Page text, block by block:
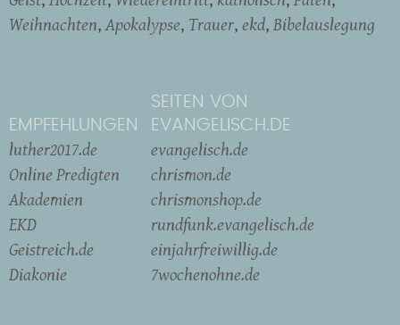
Weihnachten Apokalypse Trauer ekd Bibelauslegung
EMPFEHLUNGEN
luther2017.de
Online Predigten
Akademien
EKD
Geistreich.de
Diakonie
SEITEN VON
EVANGELISCH.DE
evangelisch.de
chrismon.de
chrismonshop.de
rundfunk.evangelisch.de
einjahrfreiwillig.de
7wochenohne.de